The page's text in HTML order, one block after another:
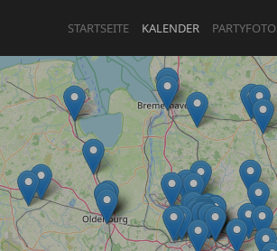
STARTSEITE KALENDER
ANMELDENODER